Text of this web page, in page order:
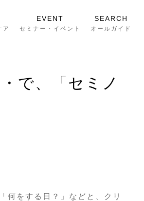
ア
EVENT
セミナー・イベント
SEARCH
オールガイド
で、「セミノ
をする日？」などと、クリ